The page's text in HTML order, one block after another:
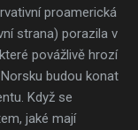
proamerická
strana) porazila v
povážlivě hrozí
budou konat
Když se
jaké mají